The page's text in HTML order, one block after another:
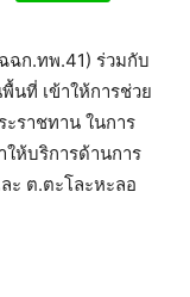
ฉก.ทพ.41) ร่วมกับ
นที่ เข้าให้การช่วย
ราชทาน ในการ
ห้บริการด้านการ
ะ ต.ตะโละหะลอ